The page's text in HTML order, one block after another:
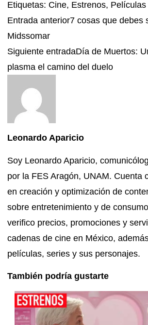
Etiquetas: Cine, Estrenos, Películas
Entrada anterior7 cosas que debes
Midssomar
Siguiente entradaDía de Muertos:
plasma el camino del duelo
Leonardo Aparicio
Soy Leonardo Aparicio,
por la FES Aragón, UNAM. Cuenta
en creación y optimización de
sobre entretenimiento y de
verifico precios, promociones y
cadenas de cine en México,
películas, series y sus personajes.
También podría gustarte